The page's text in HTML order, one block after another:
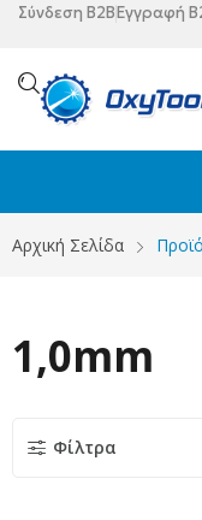
Σύνδεση B2BΕγγραφή
Αρχική Σελίδα
1,0mm
Φίλτρα